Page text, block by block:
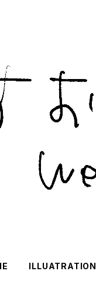
ILLUATRATION